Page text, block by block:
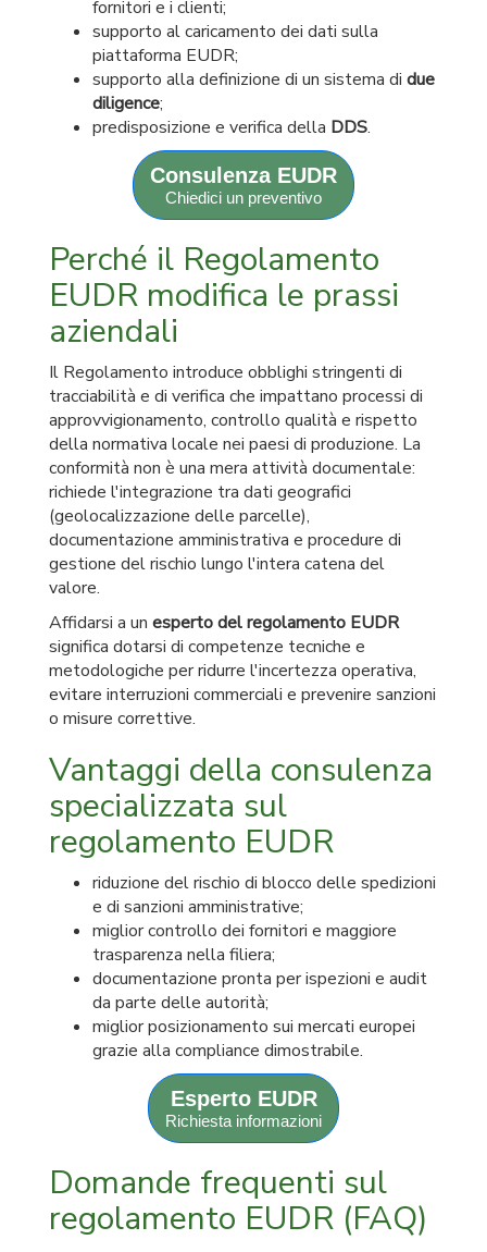
fornitori e i clienti;
supporto al caricamento dei dati sulla
piattaforma EUDR;
supporto alla definizione di un sistema di due
diligence;
predisposizione e verifica della DDS.
Consulenza EUDR
Chiedici un preventivo
Perché il Regolamento
EUDR modifica le prassi
aziendali
Il Regolamento introduce obblighi stringenti di
tracciabilità e di verifica che impattano processi di
approvvigionamento, controllo qualità e rispetto
della normativa locale nei paesi di produzione. La
conformità non è una mera attività documentale:
richiede l'integrazione tra dati geografici
(geolocalizzazione delle parcelle),
documentazione amministrativa e procedure di
gestione del rischio lungo l'intera catena del
valore.
Affidarsi a un esperto del regolamento EUDR
significa dotarsi di competenze tecniche e
metodologiche per ridurre l'incertezza operativa,
evitare interruzioni commerciali e prevenire sanzioni
o misure correttive.
Vantaggi della consulenza
specializzata sul
regolamento EUDR
riduzione del rischio di blocco delle spedizioni
e di sanzioni amministrative;
miglior controllo dei fornitori e maggiore
trasparenza nella filiera;
documentazione pronta per ispezioni e audit
da parte delle autorità;
miglior posizionamento sui mercati europei
grazie alla compliance dimostrabile.
Esperto EUDR
Richiesta informazioni
Domande frequenti sul
regolamento EUDR (FAQ)